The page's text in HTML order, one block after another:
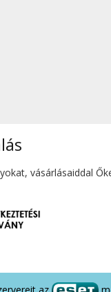
vásárlásaiddal